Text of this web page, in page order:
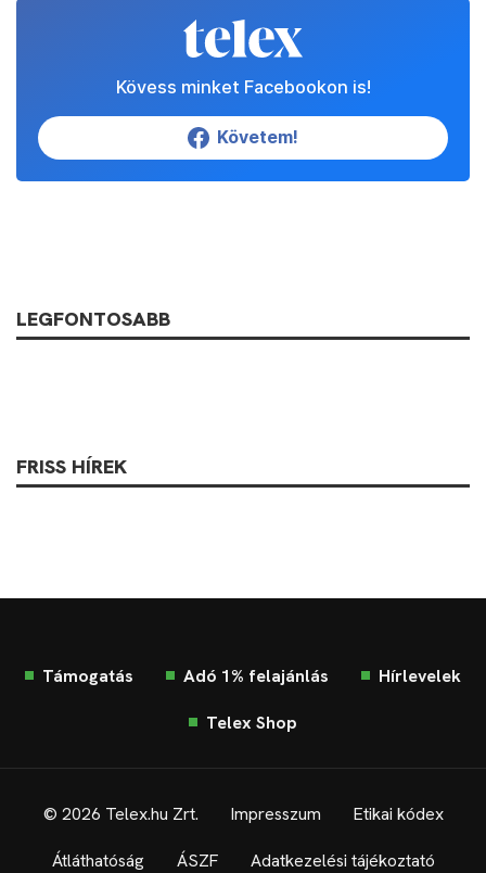
Kövess minket Facebookon is!
Követem!
LEGFONTOSABB
FRISS HÍREK
Támogatás Adó 1% felajánlás Hírlevelek
Telex Shop
© 2026 Telex.hu Zrt. Impresszum Etikai kódex
Átláthatóság ÁSZF Adatkezelési tájékoztató